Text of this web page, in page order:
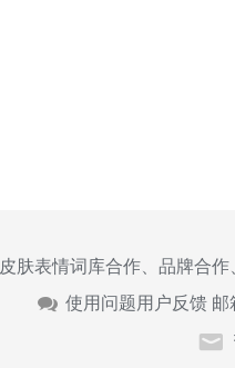
皮肤表情词库合作、品牌合
使用问题用户反馈 邮